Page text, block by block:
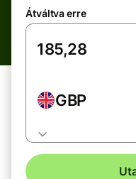
Átváltva erre
GBP